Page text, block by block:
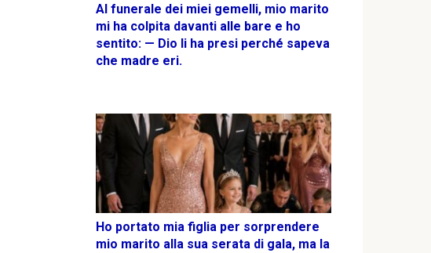
Al funerale dei miei gemelli, mio marito
mi ha colpita davanti alle bare e ho
sentito: — Dio li ha presi perché sapeva
che madre eri.
Ho portato mia figlia per sorprendere
mio marito alla sua serata di gala, ma la